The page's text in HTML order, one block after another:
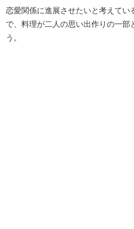
恋愛関係に進展させたいと考えてい
で、料理が二人の思い出作りの一部
う。